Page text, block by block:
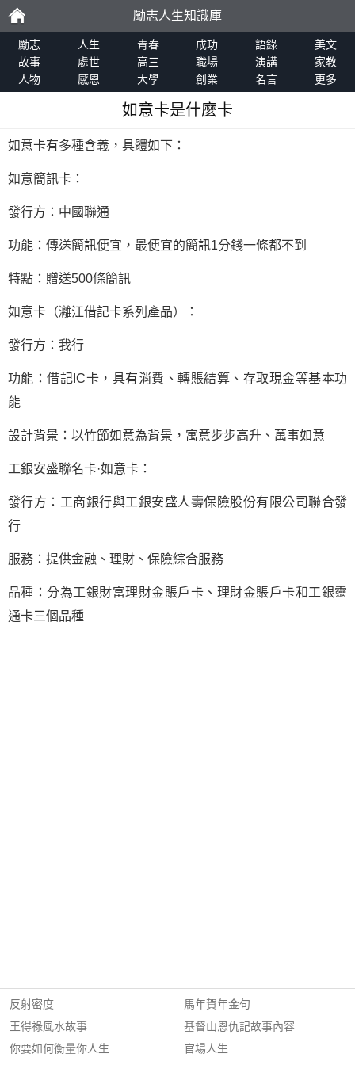
勵
志
勵志人生知識庫
勵志 人生 青春 成功 語錄
美文
故事
處世 高三 職場 演講
家教
人物
感恩 大學 創業 名言 更多
如意卡是什麼卡
如意卡有多種含義，具體如下：
如意簡訊卡：
發行方：中國聯通
功能：傳送簡訊便宜，最便宜的簡訊1分錢一條都不到
特點：贈送500條簡訊
如意卡（灕江借記卡系列產品）：
發行方：我行
功能：借記IC卡，具有消費、轉賬結算、存取現金等基本功
能
設計背景：以竹節如意為背景，寓意步步高升、萬事如意
工銀安盛聯名卡·如意卡：
發行方：工商銀行與工銀安盛人壽保險股份有限公司聯合發
行
服務：提供金融、理財、保險綜合服務
品種：分為工銀財富理財金賬戶卡、理財金賬戶卡和工銀靈
通卡三個品種
反射密度
王得祿風水故事
你要如何衡量你人生
馬年賀年金句
基督山恩仇記故事內容
官場人生